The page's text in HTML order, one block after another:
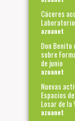
Cáceres
azuanet
Don
sobre
de junio
azuanet
Nuevas
Espacios
Losar de la
azuanet